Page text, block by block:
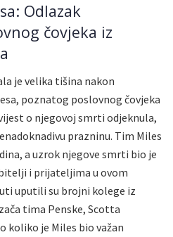
Odlazak
čovjeka iz
je velika tišina nakon
poznatog poslovnog čovjeka
o njegovoj smrti odjeknula,
prazninu. Tim Miles
a uzrok njegove smrti bio je
i prijateljima u ovom
uputili su brojni kolege iz
tima Penske, Scotta
koliko je Miles bio važan